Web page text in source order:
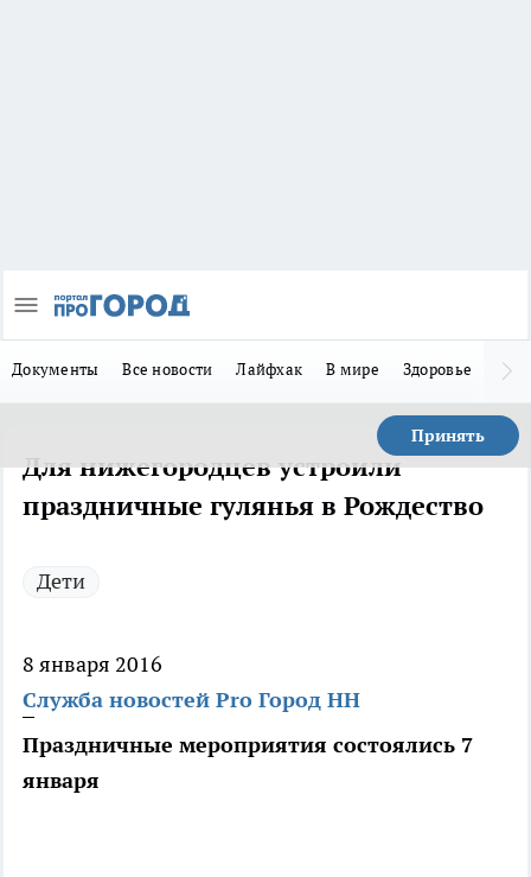
Документы Все новости Лайфхак В мире Здоровье
Принять
Для нижегородцев устроили
праздничные гулянья в Рождество
Дети
8 января 2016
Служба новостей Pro Город НН
Праздничные мероприятия состоялись 7
января